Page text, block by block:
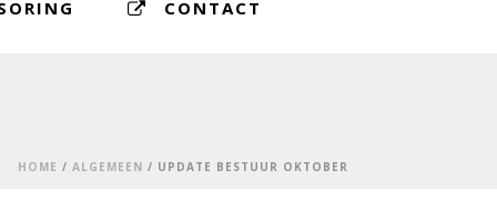
CONTACT
HOME / ALGEMEEN / UPDATE BESTUUR OKTOBER